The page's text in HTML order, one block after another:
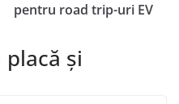
pentru road trip-uri EV
și